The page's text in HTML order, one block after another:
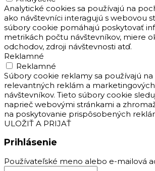
Analytické cookies sa používajú na
ako návštevníci interagujú s webovou
súbory cookie pomáhajú poskytovať
metrikách počtu návštevníkov, miere
odchodov, zdroji návštevnosti atď.
Reklamné
Reklamné
Súbory cookie reklamy sa používajú
relevantných reklám a
návštevníkov. Tieto súbory cookie
naprieč webovými stránkami a
na poskytovanie prispôsobených
ULOŽIŤ A PRIJAŤ
Prihlásenie
Používateľské meno alebo e-mailová